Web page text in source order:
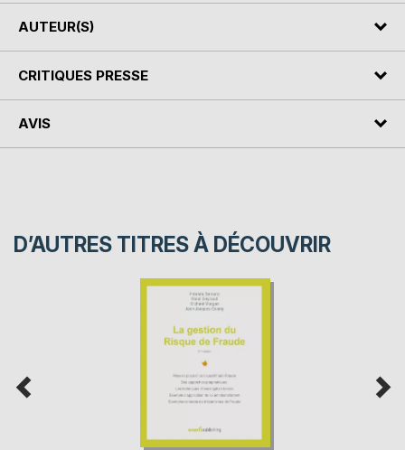
AUTEUR(S)
CRITIQUES PRESSE
AVIS
D’AUTRES TITRES À DÉCOUVRIR